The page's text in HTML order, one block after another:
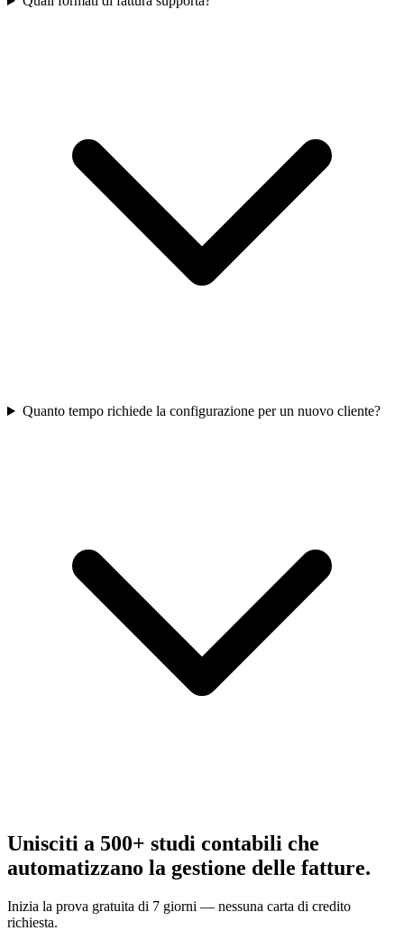
Quanto tempo richiede la configurazione per un nuovo cliente?
Unisciti a 500+ studi contabili che
automatizzano la gestione delle fatture.
Inizia la prova gratuita di 7 giorni — nessuna carta di credito
richiesta.